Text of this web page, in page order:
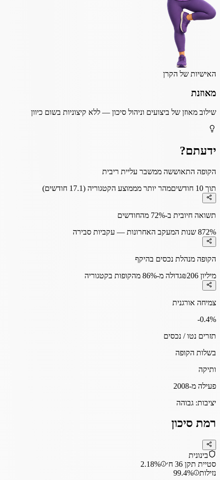
האישיות של הקרן
מאוזנת
שילוב מאוזן של ביצועים וניהול סיכון — ללא קיצוניות בשום כיוון
ידעתם?
הקופה התאוששה ממשבר עליית ריבית
תוך 10 חודשים
מהר יותר מממוצע הקטגוריה (17.1 חודשים)
תשואה חיובית ב-72% מהחודשים
72%8 שנות המעקב האחרונות — עקביות סבירה
הקופה מנהלת נכסים בהיקף
₪206 מיליון
גדולה מ-86% מהקופות בקטגוריה
צמיחה אורגנית
-0.4%
תזרים נטו / נכסים
בשלות הקופה
ותיקה
פעילה מ-2008
יציבות: גבוהה
רמת סיכון
בינונית
סטיית תקן 36 ח׳
2.18%
נזילות
99.4%